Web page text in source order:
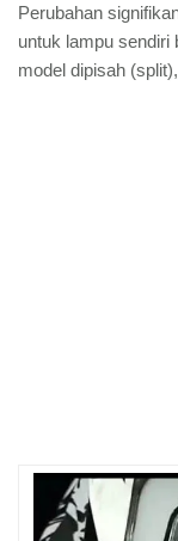
Perubahan
untuk lampu sendiri
model dipisah